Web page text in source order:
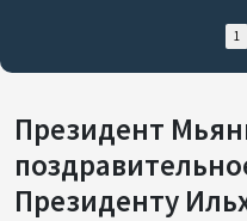
1
Президент
Президенту